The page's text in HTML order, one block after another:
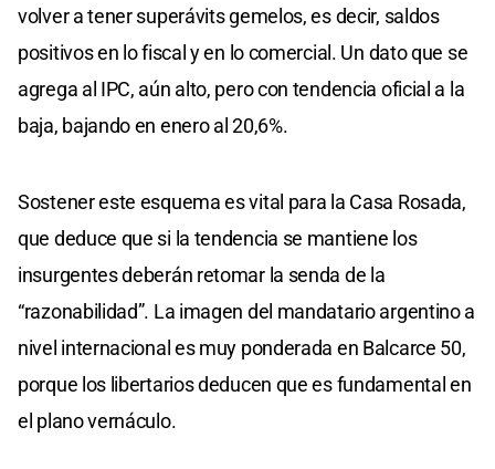
volver a tener superávits gemelos, es decir, saldos
positivos en lo fiscal y en lo comercial. Un dato que se
agrega al IPC, aún alto, pero con tendencia oficial a la
baja, bajando en enero al 20,6%.
Sostener este esquema es vital para la Casa Rosada,
que deduce que si la tendencia se mantiene los
insurgentes deberán retomar la senda de la
“razonabilidad”. La imagen del mandatario argentino a
nivel internacional es muy ponderada en Balcarce 50,
porque los libertarios deducen que es fundamental en
el plano vernáculo.